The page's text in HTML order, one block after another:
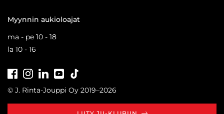
Myynnin aukioloajat
ma - pe 10 - 18
la 10 - 16
FacebookInstagramLinkedInYoutube
© J. Rinta-Jouppi Oy 2019–2026